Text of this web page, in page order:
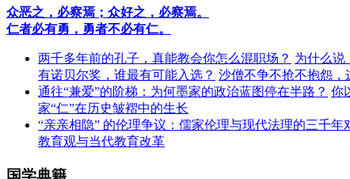
众恶之，必察焉；众好之，必察焉。
仁者必有勇，勇者不必有仁。
两千多年前的孔子，真能教会你怎么混职场？ 为什么说
有诺贝尔奖，谁最有可能入选？ 沙僧不争不抢不抱怨，
通往“兼爱”的阶梯：为何墨家的政治蓝图停在半路？ 你
家“仁”在历史皱褶中的生长
“亲亲相隐” 的伦理争议：儒家伦理与现代法理的三千年
教育观与当代教育改革
国学典籍